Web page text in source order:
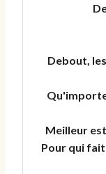
Debout,
Meilleur
Pour qui